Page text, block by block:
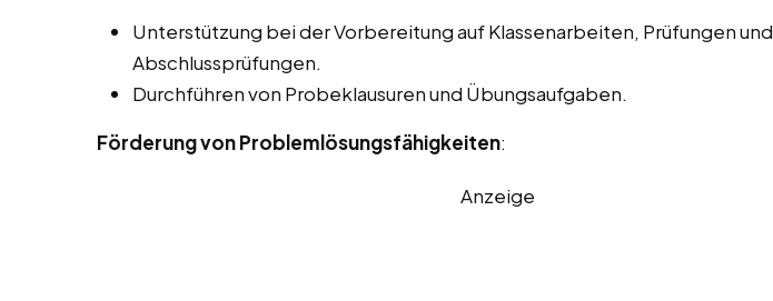
Unterstützung bei der Vorbereitung auf Klassenarbeiten, Prüfungen und
Abschlussprüfungen.
Durchführen von Probeklausuren und Übungsaufgaben.
Förderung von Problemlösungsfähigkeiten:
Anzeige